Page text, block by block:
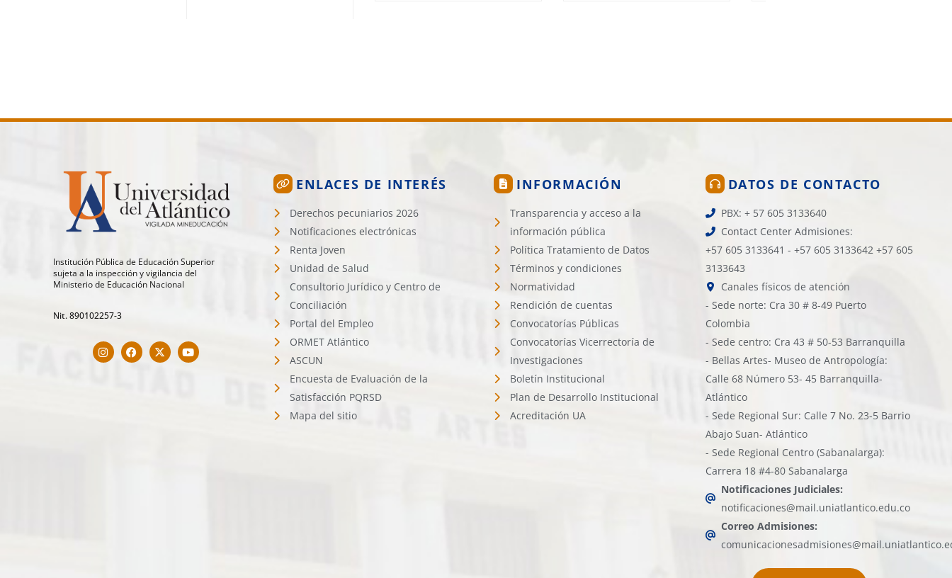
Institución Pública de Educación Superior
sujeta a la inspección y vigilancia del
Ministerio de Educación Nacional
Nit. 890102257-3
ENLACES DE INTERÉS
Derechos pecuniarios 2026
Notificaciones electrónicas
Renta Joven
Unidad de Salud
Consultorio Jurídico y Centro de
Conciliación
Portal del Empleo
ORMET Atlántico
ASCUN
Encuesta de Evaluación de la
Satisfacción PQRSD
Mapa del sitio
INFORMACIÓN
Transparencia y acceso a la
información pública
Política Tratamiento de Datos
Términos y condiciones
Normatividad
Rendición de cuentas
Convocatorías Públicas
Convocatorías Vicerrectoría de
Investigaciones
Boletín Institucional
Plan de Desarrollo Institucional
Acreditación UA
DATOS DE CONTACTO
PBX: + 57 605 3133640
Contact Center Admisiones:
+57 605 3133641 - +57 605 3133642 +57 605
3133643
Canales físicos de atención
- Sede norte: Cra 30 # 8-49 Puerto
Colombia
- Sede centro: Cra 43 # 50-53 Barranquilla
- Bellas Artes- Museo de Antropología:
Calle 68 Número 53- 45 Barranquilla-
Atlántico
- Sede Regional Sur: Calle 7 No. 23-5 Barrio
Abajo Suan- Atlántico
- Sede Regional Centro (Sabanalarga):
Carrera 18 #4-80 Sabanalarga
Notificaciones Judiciales:
notificaciones@mail.uniatlantico.edu.co
Correo Admisiones: